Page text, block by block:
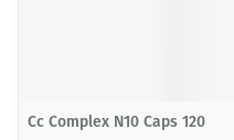
Cc Complex N10 Caps 120